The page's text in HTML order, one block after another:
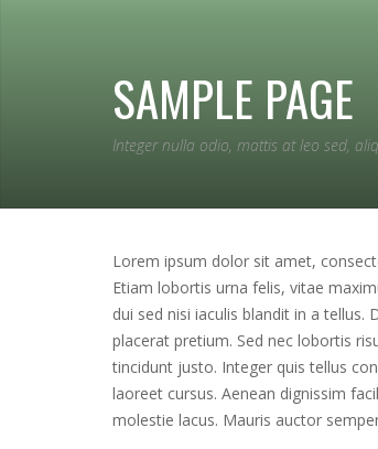
SAMPLE PAGE
Integer nulla odio, mattis at leo sed,
Lorem ipsum dolor sit amet,
Etiam lobortis urna felis, vitae
dui sed nisi iaculis blandit in a tellus.
placerat pretium. Sed nec lobortis
tincidunt justo. Integer quis tellus
laoreet cursus. Aenean dignissim
molestie lacus. Mauris auctor